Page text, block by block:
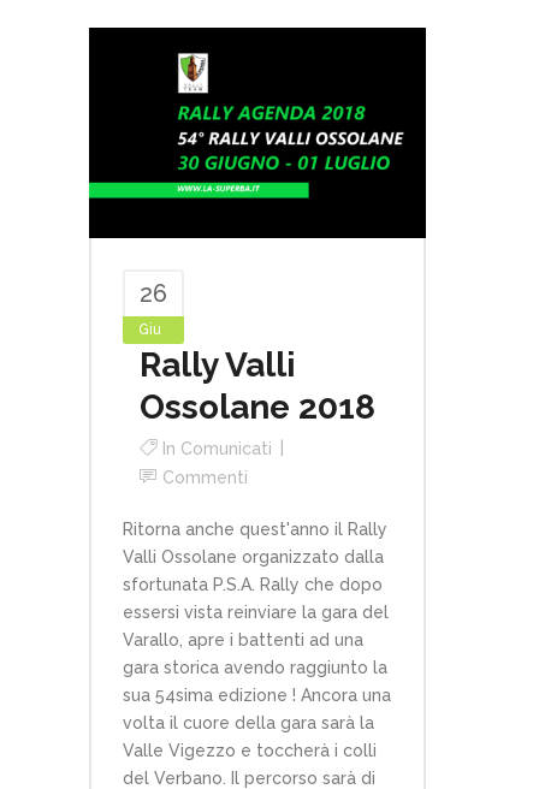
26
Giu
Rally Valli
Ossolane 2018
In Comunicati
Commenti
Ritorna anche quest'anno il Rally
Valli Ossolane organizzato dalla
sfortunata P.S.A. Rally che dopo
essersi vista reinviare la gara del
Varallo, apre i battenti ad una
gara storica avendo raggiunto la
sua 54sima edizione ! Ancora una
volta il cuore della gara sarà la
Valle Vigezzo e toccherà i colli
del Verbano. Il percorso sarà di